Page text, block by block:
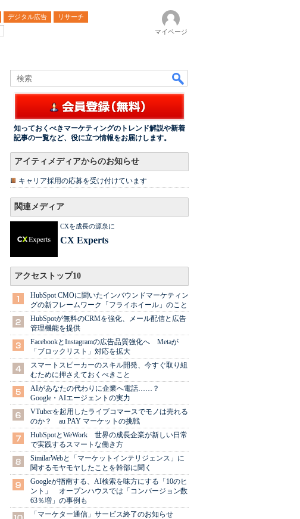
デジタル広告
リサーチ
マイページ
知っておくべきマーケティングのトレンド解説や新着
記事の一覧など、役に立つ情報をお届けします。
アイティメディアからのお知らせ
キャリア採用の応募を受け付けています
関連メディア
CXを成長の源泉に
CX Experts
アクセストップ10
HubSpot CMOに聞いたインバウンドマーケティン
グの新フレームワーク「フライホイール」のこと
HubSpotが無料のCRMを強化、メール配信と広告
管理機能を提供
FacebookとInstagramの広告品質強化へ Metaが
「ブロックリスト」対応を拡大
スマートスピーカーのスキル開発、今すぐ取り組
むために押さえておくべきこと
AIがあなたの代わりに企業へ電話……？
Google・AIエージェントの実力
VTuberを起用したライブコマースでモノは売れる
のか？ au PAY マーケットの挑戦
HubSpotとWeWork 世界の成長企業が新しい日常
で実践するスマートな働き方
SimilarWebと「マーケットインテリジェンス」に
関するモヤモヤしたことを幹部に聞く
Googleが指南する、AI検索を味方にする「10のヒ
ント」 オープンハウスでは「コンバージョン数
63％増」の事例も
「マーケター通信」サービス終了のお知らせ